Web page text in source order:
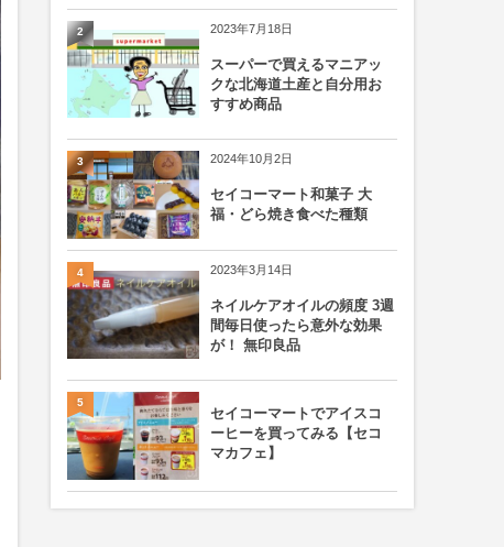
2023年7月18日
スーパーで買えるマニアッ
クな北海道土産と自分用お
すすめ商品
2
2024年10月2日
セイコーマート和菓子 大
福・どら焼き食べた種類
3
2023年3月14日
ネイルケアオイルの頻度 3週
間毎日使ったら意外な効果
が！ 無印良品
4
セイコーマートでアイスコ
ーヒーを買ってみる【セコ
マカフェ】
5